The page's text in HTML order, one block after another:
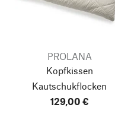
PROLANA
Kopfkissen
Kautschukflocken
129,00 €